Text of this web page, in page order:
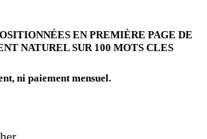
EN PREMIÈRE PAGE DE
NATUREL SUR 100 MOTS CLES
ni paiement mensuel.